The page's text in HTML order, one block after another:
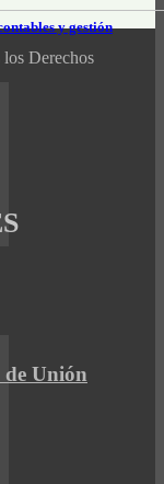
y gestión
Derechos
Unión